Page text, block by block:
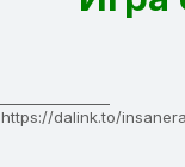
https://dalink.to/